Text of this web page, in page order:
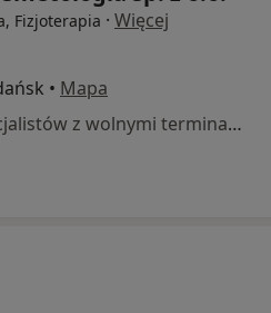
Fizjoterapia · Więcej
• Mapa
Brak dostępnych specjalistów z wolnymi terminami w tym centrum medycznym.